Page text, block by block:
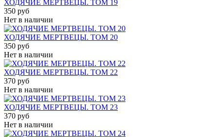
ХОДЯЧИЕ МЕРТВЕЦЫ. ТОМ 19
350 руб
Нет в наличии
ХОДЯЧИЕ МЕРТВЕЦЫ. ТОМ 20
350 руб
Нет в наличии
ХОДЯЧИЕ МЕРТВЕЦЫ. ТОМ 22
370 руб
Нет в наличии
ХОДЯЧИЕ МЕРТВЕЦЫ. ТОМ 23
370 руб
Нет в наличии